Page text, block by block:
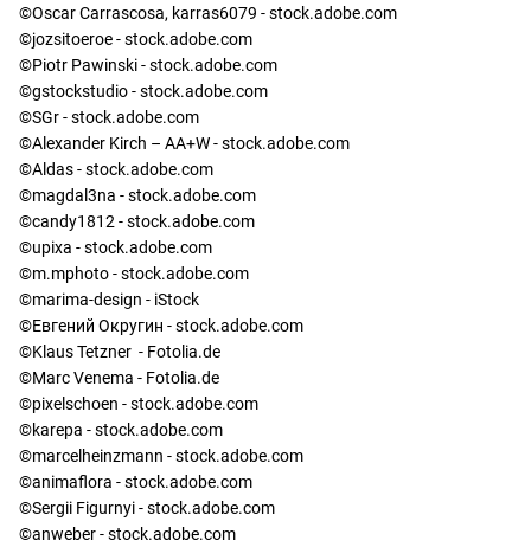
©Oscar Carrascosa, karras6079 - stock.adobe.com
©jozsitoeroe - stock.adobe.com
©Piotr Pawinski - stock.adobe.com
©gstockstudio - stock.adobe.com
©SGr - stock.adobe.com
©Alexander Kirch – AA+W - stock.adobe.com
©Aldas - stock.adobe.com
©magdal3na - stock.adobe.com
©candy1812 - stock.adobe.com
©upixa - stock.adobe.com
©m.mphoto - stock.adobe.com
©marima-design - iStock
©Евгений Округин - stock.adobe.com
©Klaus Tetzner - Fotolia.de
©Marc Venema - Fotolia.de
©pixelschoen - stock.adobe.com
©karepa - stock.adobe.com
©marcelheinzmann - stock.adobe.com
©animaflora - stock.adobe.com
©Sergii Figurnyi - stock.adobe.com
©anweber - stock.adobe.com